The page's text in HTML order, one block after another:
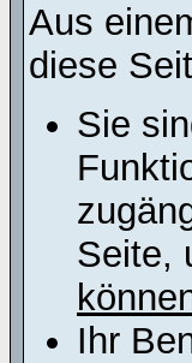
Aus
diese
Sie
Seite,
Ihr